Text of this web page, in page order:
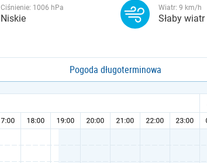
Ciśnienie: 1006 hPa
Niskie
Wiatr: 9 km/h
Słaby wiatr
Pogoda długoterminowa